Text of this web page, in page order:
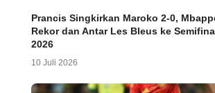
Prancis Singkirkan Maroko 2-0,
Rekor dan Antar Les Bleus ke
2026
10 Juli 2026